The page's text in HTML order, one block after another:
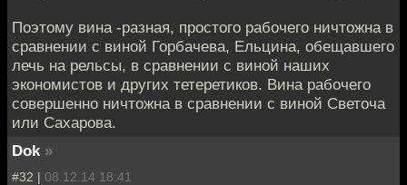
Поэтому вина -разная, простого рабочего ничтожна в
сравнении с виной Горбачева, Ельцина, обещавшего
лечь на рельсы, в сравнении с виной наших
экономистов и других тетеретиков. Вина рабочего
совершенно ничтожна в сравнении с виной Светоча
или Сахарова.
Dok »
#32 | 08.12.14 18:41